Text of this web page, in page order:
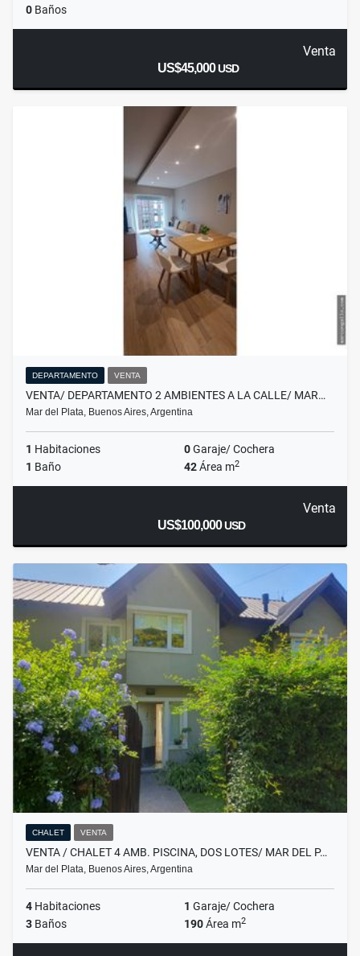
0 Baños
Venta
US$45,000USD
DEPARTAMENTO VENTA
VENTA/ DEPARTAMENTO 2 AMBIENTES A LA CALLE/ MAR…
Mar del Plata, Buenos Aires, Argentina
1 Habitaciones 0Garaje/ Cochera
1 Baño 42Área m2
Venta
US$100,000USD
CHALET VENTA
VENTA / CHALET 4 AMB. PISCINA, DOS LOTES/ MAR DEL P…
Mar del Plata, Buenos Aires, Argentina
4 Habitaciones 1 Garaje/ Cochera
3 Baños 190Área m2